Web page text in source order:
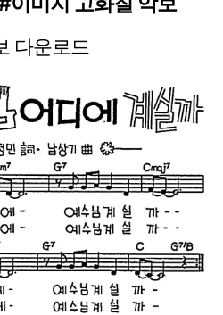
다운로드